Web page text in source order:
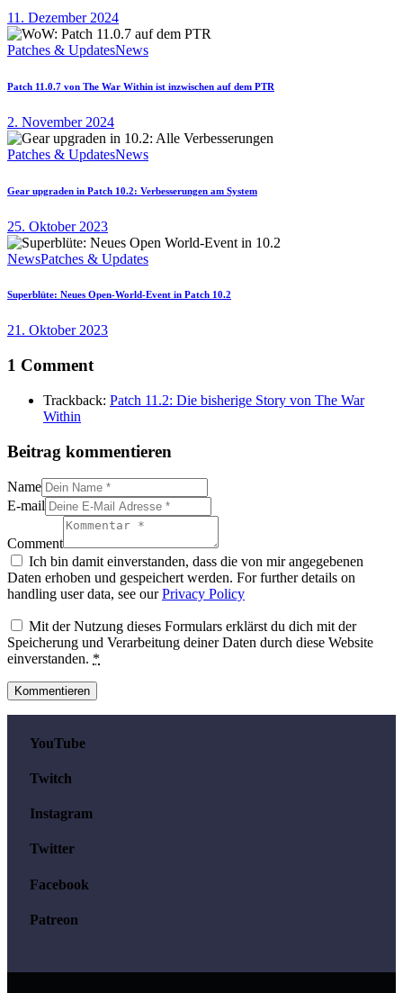
11. Dezember 2024
Patches & UpdatesNews
Patch 11.0.7 von The War Within ist inzwischen auf dem PTR
2. November 2024
Patches & UpdatesNews
Gear upgraden in Patch 10.2: Verbesserungen am System
25. Oktober 2023
NewsPatches & Updates
Superblüte: Neues Open-World-Event in Patch 10.2
21. Oktober 2023
1 Comment
Trackback: Patch 11.2: Die bisherige Story von The War
Within
Beitrag kommentieren
Name
E-mail
Comment
Ich bin damit einverstanden, dass die von mir angegebenen
Daten erhoben und gespeichert werden. For further details on
handling user data, see ourPrivacy Policy
Mit der Nutzung dieses Formulars erklärst du dich mit der
Speicherung und Verarbeitung deiner Daten durch diese Website
einverstanden. *
YouTube
Twitch
Instagram
Twitter
Facebook
Patreon